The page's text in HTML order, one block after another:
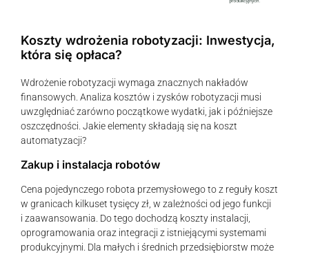
Koszty wdrożenia robotyzacji: Inwestycja,
która się opłaca?
Wdrożenie robotyzacji wymaga znacznych nakładów
finansowych. Analiza kosztów i zysków robotyzacji musi
uwzględniać zarówno początkowe wydatki, jak i późniejsze
oszczędności. Jakie elementy składają się na koszt
automatyzacji?
Zakup i instalacja robotów
Cena pojedynczego robota przemysłowego to z reguły koszt
w granicach kilkuset tysięcy zł, w zależności od jego funkcji
i zaawansowania. Do tego dochodzą koszty instalacji,
oprogramowania oraz integracji z istniejącymi systemami
produkcyjnymi. Dla małych i średnich przedsiębiorstw może